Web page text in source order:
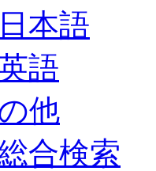
日本語
語
他
合検索